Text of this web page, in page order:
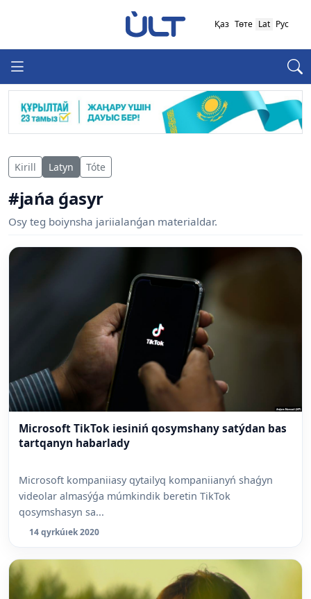
Қаз Төте Lat Рус
Kirill Latyn Tóte
#jańa ǵasyr
Osy teg boiynsha jariialanǵan materialdar.
Microsoft TikTok iesiniń qosymshany satýdan bas
tartqanyn habarlady
Microsoft kompaniiasy qytailyq kompaniianyń shaǵyn
videolar almasýǵa múmkindik beretin TikTok
qosymshasyn sa...
14 qyrkúıek 2020